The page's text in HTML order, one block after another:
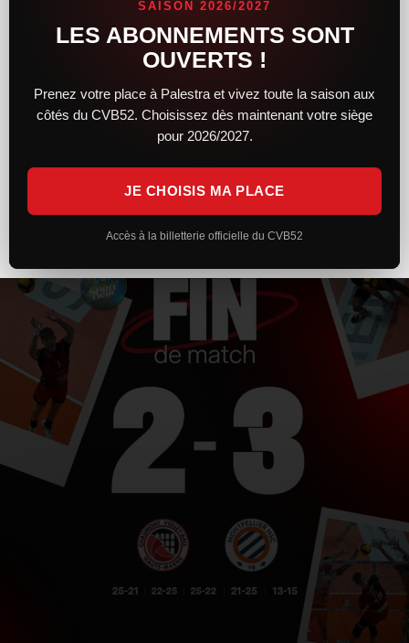
Après un premier set solide et engagé, le CVB52 n’a pas réussi
à maintenir son niveau face à Toulouse. Trop irréguliers et
pénalisés par plusieurs trous d’air, les Chaumontais s’inclinent
LIRE LA SUITE »
7 février 2026 20 h 26 min
SAISON 2026/2027
LES ABONNEMENTS SONT
OUVERTS !
Prenez votre place à Palestra et vivez toute la saison aux
côtés du CVB52. Choisissez dès maintenant votre siège
pour 2026/2027.
JE CHOISIS MA PLACE
Accès à la billetterie officielle du CVB52